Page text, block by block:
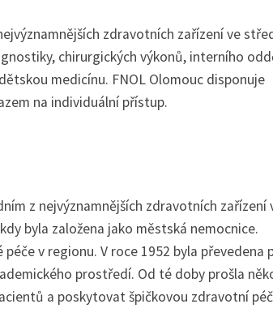
zdravotních zařízení ve
chirurgických výkonů, interního
medicínu. FNOL Olomouc disponuje
na individuální přístup.
z nejvýznamnějších zdravotních zařízení
byla založena jako městská nemocnice.
v regionu. V roce 1952 byla převedena
prostředí. Od té doby prošla
a poskytovat špičkovou zdravotní